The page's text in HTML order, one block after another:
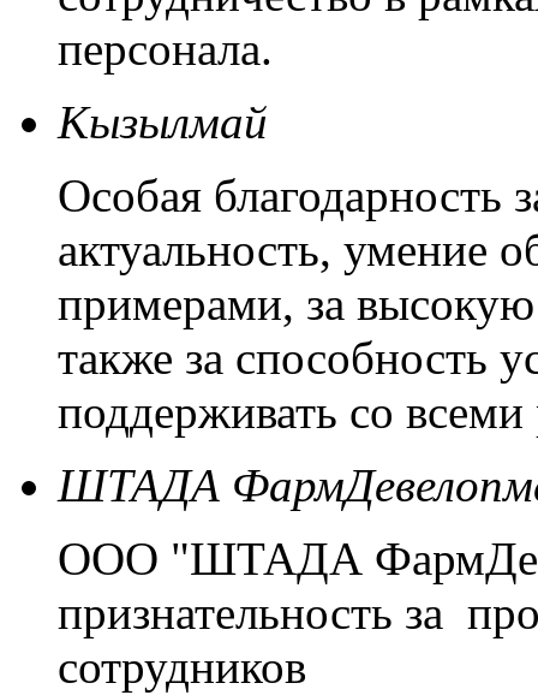
персонала.
Кызылмай
Особая благодарность
актуальность, умение
примерами, за высокую
также за способность
поддерживать со всеми
ШТАДА
ООО "ШТАДА
признательность за
сотрудников